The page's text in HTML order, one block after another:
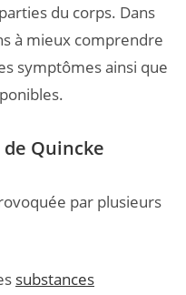
du corps. Dans
à mieux comprendre
symptômes ainsi que
de Quincke
par plusieurs
substances